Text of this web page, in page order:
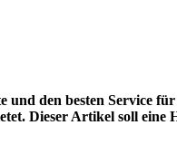
den besten Service
Dieser Artikel soll eine